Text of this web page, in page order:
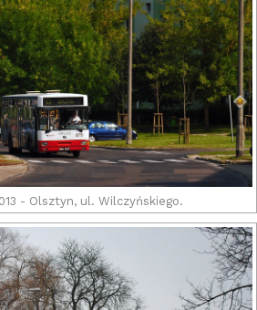
- Olsztyn, ul. Wilczyńskiego.